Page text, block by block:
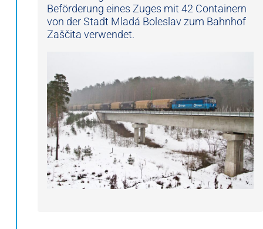
Beförderung eines Zuges mit 42 Containern
von der Stadt Mladá Boleslav zum Bahnhof
Zaščita verwendet.